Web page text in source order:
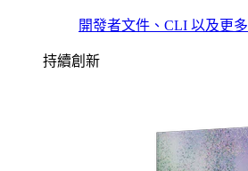
開發者文件、CLI 以及更多
持續創新